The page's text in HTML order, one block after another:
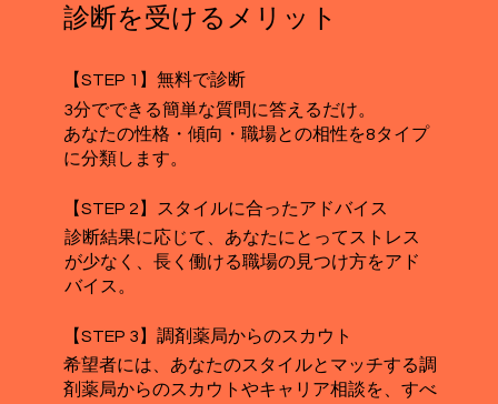
診断を受けるメリット
【STEP 1】無料で診断
3分でできる簡単な質問に答えるだけ。
あなたの性格・傾向・職場との相性を8タイプ
に分類します。
【STEP 2】スタイルに合ったアドバイス
診断結果に応じて、あなたにとってストレス
が少なく、長く働ける職場の見つけ方をアド
バイス。
【STEP 3】調剤薬局からのスカウト
希望者には、あなたのスタイルとマッチする調
剤薬局からのスカウトやキャリア相談を、すべ